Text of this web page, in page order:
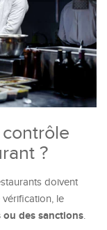
?
doivent
vérification, le
ou des sanctions.